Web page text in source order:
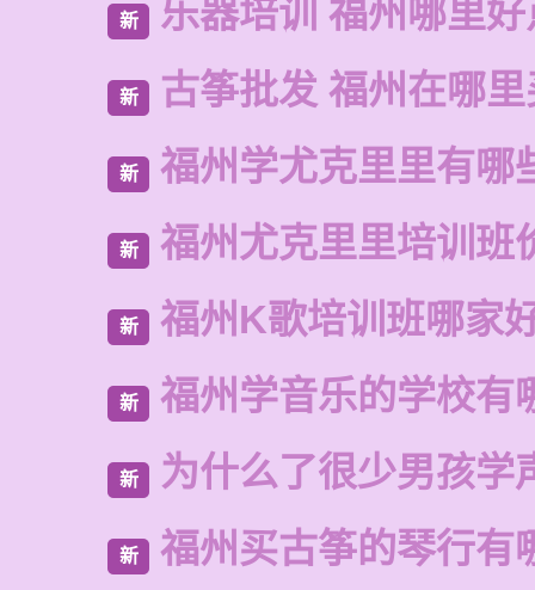
新 乐器培训 福州哪里
新 古筝批发 福州在哪
新 福州学尤克里里有哪
新 福州尤克里里培训班
新 福州K歌培训班哪家
新 福州学音乐的学校有
新 为什么了很少男孩学
新 福州买古筝的琴行有